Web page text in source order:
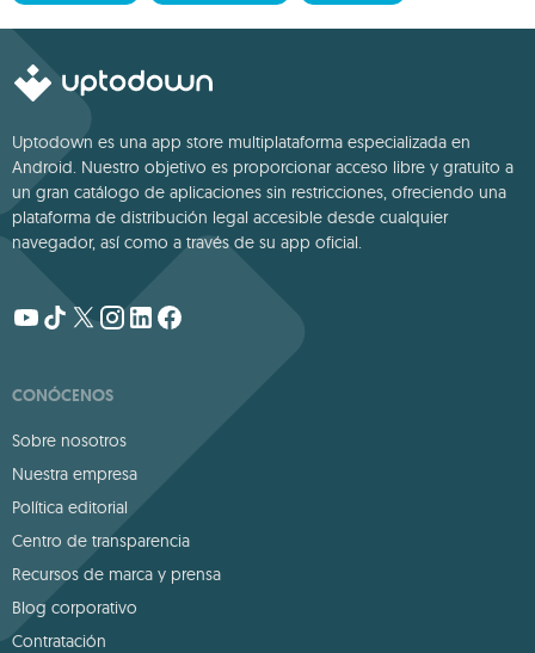
Uptodown es una app store multiplataforma especializada en
Android. Nuestro objetivo es proporcionar acceso libre y gratuito a
un gran catálogo de aplicaciones sin restricciones, ofreciendo una
plataforma de distribución legal accesible desde cualquier
navegador, así como a través de su app oficial.
CONÓCENOS
Sobre nosotros
Nuestra empresa
Política editorial
Centro de transparencia
Recursos de marca y prensa
Blog corporativo
Contratación